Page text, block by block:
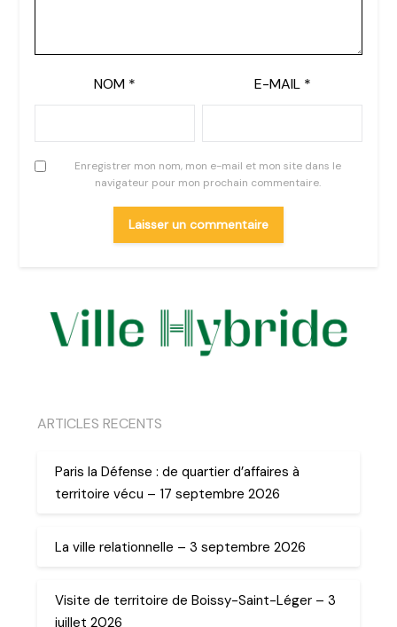
NOM * E-MAIL *
Enregistrer mon nom, mon e-mail et mon site dans le
navigateur pour mon prochain commentaire.
ARTICLES RECENTS
Paris la Défense : de quartier d’affaires à
territoire vécu – 17 septembre 2026
La ville relationnelle – 3 septembre 2026
Visite de territoire de Boissy-Saint-Léger – 3
juillet 2026